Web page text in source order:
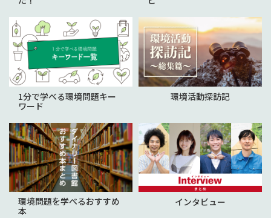
1分で学べる環境問題キー
ワード
環境活動探訪記
環境問題を学べるおすすめ
本
インタビュー